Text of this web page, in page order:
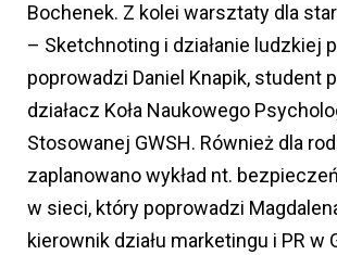
Bochenek. Z kolei warsztaty dla
– Sketchnoting i działanie ludzkiej
poprowadzi Daniel Knapik, student
działacz Koła Naukowego
Stosowanej GWSH. Również dla
zaplanowano wykład nt.
w sieci, który poprowadzi
kierownik działu marketingu i PR w